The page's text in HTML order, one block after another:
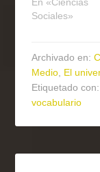
En «Ciencias
Sociales»
Archivado en:
Medio, El
Etiquetado
vocabulario